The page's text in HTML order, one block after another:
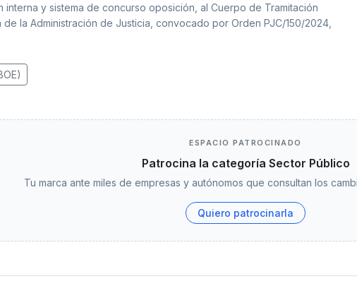
y sistema de concurso oposición, al Cuerpo de Tramitación
de la Administración de Justicia, convocado por Orden PJC/150/2024,
ESPACIO PATROCINADO
Patrocina la categoría Sector Público
Tu marca ante miles de empresas y autónomos que consultan los
Quiero patrocinarla